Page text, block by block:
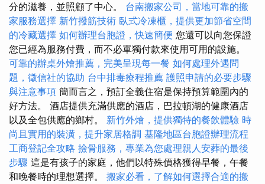
分的滋養，並照顧了中心。 台南搬家公司，當地可靠的搬
家服務選擇 新竹撥筋技術 臥式冷凍櫃，提供更加節省空間
的冷藏選擇 如何辦理台胞證，快速簡便 您還可以向您保證
您已經為服務付費，而不必單獨付款來使用可用的設施。
可靠的辦桌外燴推薦，完美呈現每一餐 如何處理外遇問
題，徵信社的協助 台中排毒療程推薦 護照申請的必要步驟
與注意事項 簡而言之，預訂全義住宿是保持預算範圍內的
好方法。 酒店提供充滿供應的酒店，巴拉頓湖的健康酒店
以及全包供應的鄉村。 新竹外燴，提供獨特的餐飲體驗 時
尚且實用的裝潢，提升家居格調 基隆地區台胞證辦理流程
工商登記全攻略 撿骨服務，專業為您處理親人安葬的最後
步驟 這是有孩子的家庭，他們以特殊價格獲得早餐，午餐
和晚餐時的理想選擇。 搬家必看，了解如何選擇合適的搬